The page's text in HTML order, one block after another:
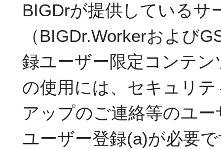
BIGDrが提供しているサ
（BIGDr.Workerおよび
録ユーザー限定コンテ
の使用には、セキュリ
アップのご連絡等のユ
ユーザー登録(a)が必要